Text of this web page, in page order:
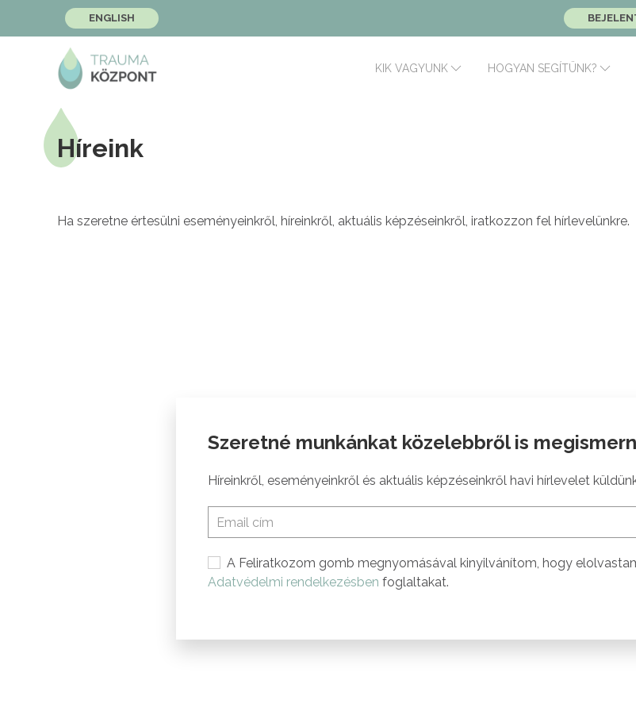
ENGLISH
KIK VAGYUNK HOGYAN SEGÍTÜNK?
Híreink
Ha szeretne értesülni eseményeinkről, híreinkről, aktuális képzéseinkről, iratkozzon fel hírlevelünkre.
Szeretné munkánkat közelebbről is
Híreinkről, eseményeinkről és aktuális képzéseinkről havi hírlevelet
A Feliratkozom gomb megnyomásával kinyilvánítom, hogy
Adatvédelmi rendelkezésben foglaltakat.